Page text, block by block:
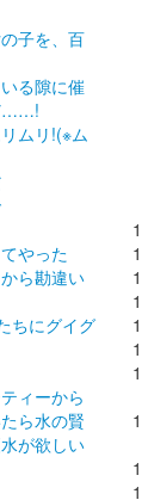
子を、百
る隙に催
……!
ムリ!(※ム
やった
ら勘違い
ちにグイグ
ィーから
ら水の賢
が欲しい